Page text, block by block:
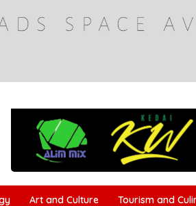
Art and Culture Tourism and